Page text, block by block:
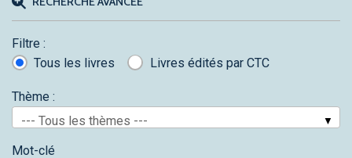
Filtre :
Tous les livres
Livres édités par CTC
Thème :
--- Tous les thèmes ---
Mot-clé